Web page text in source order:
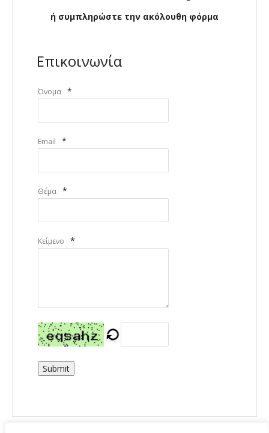
ή συμπληρώστε την ακόλουθη φόρμα
Επικοινωνία
Όνομα *
Email *
Θέμα *
Κείμενο *
Submit